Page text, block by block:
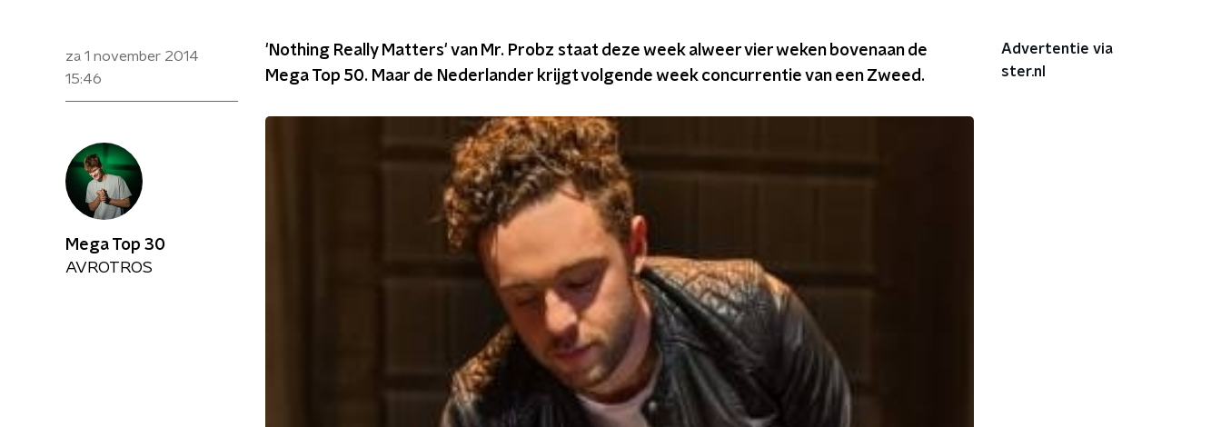
za 1 november 2014
15:46
'Nothing Really Matters' van Mr. Probz staat deze week alweer vier weken bovenaan de
Mega Top 50. Maar de Nederlander krijgt volgende week concurrentie van een Zweed.
Advertentie via
ster.nl
Mega Top 30
AVROTROS